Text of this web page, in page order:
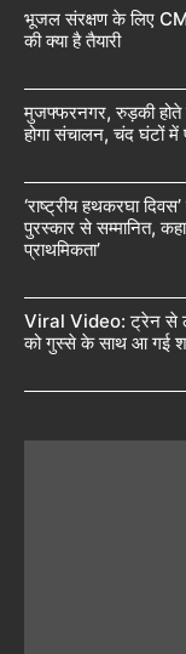
भूजल संरक्षण के लिए
की क्या है तैयारी
मुजफ्फरनगर, रुड़की
होगा संचालन, चंद घंटों
‘राष्ट्रीय हथकरघा
पुरस्कार से सम्मानित,
प्राथमिकता’
Viral Video: ट्रेन से
को गुस्से के साथ आ गई